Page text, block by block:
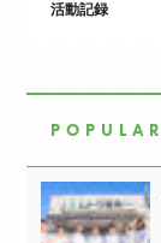
活動記録
POPULAR